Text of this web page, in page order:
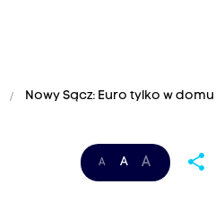
Nowy Sącz: Euro tylko w domu
A A A share